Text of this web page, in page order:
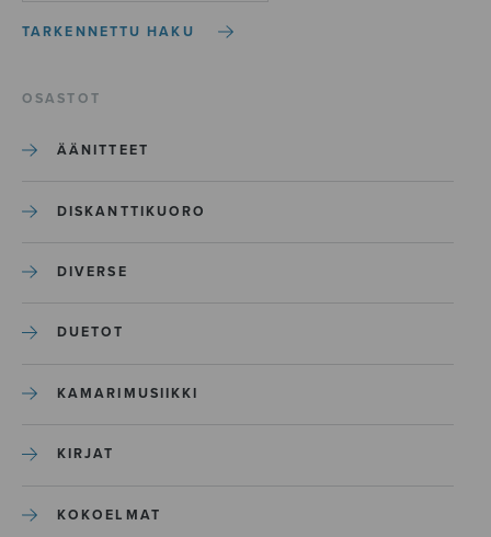
TARKENNETTU HAKU
OSASTOT
ÄÄNITTEET
DISKANTTIKUORO
DIVERSE
DUETOT
KAMARIMUSIIKKI
KIRJAT
KOKOELMAT